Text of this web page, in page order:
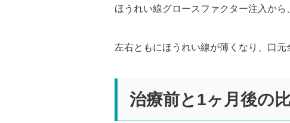
ほうれい線グロースファクター注入から
左右ともにほうれい線が薄くなり、口
治療前と1ヶ月後の